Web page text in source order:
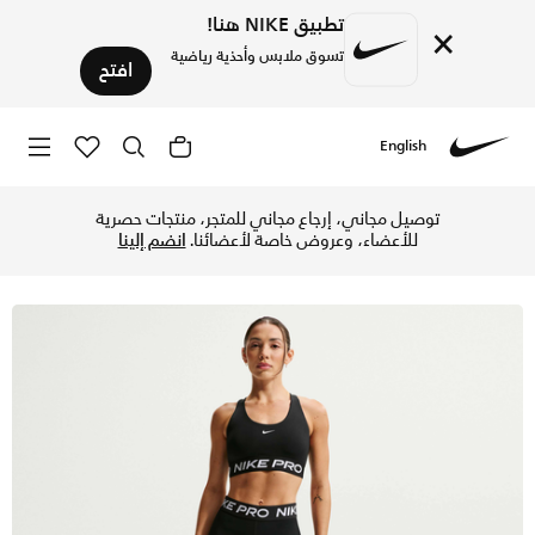
× تطبيق NIKE هنا!
تسوق ملابس وأحذية رياضية افتح
English
توصيل مجاني، إرجاع مجاني للمتجر، منتجات حصرية
للأعضاء، وعروض خاصة لأعضائنا.انضم إلينا